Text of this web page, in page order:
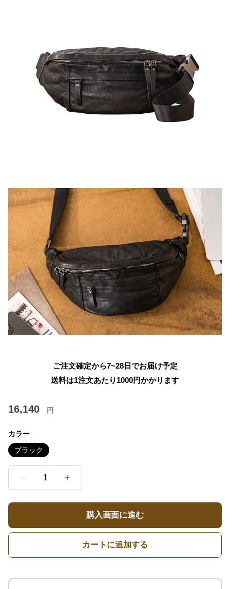
ご注文確定から7~28日でお届け予定
送料は1注文あたり 1000円かかります
16,140 円
カラー
ブラック
1
購入画面に進む
カートに追加する